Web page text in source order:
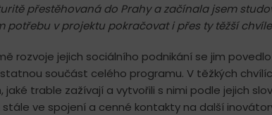
přestěhovaná do Prahy a začínala jsem
potřebu v projektu pokračovat i přes ty těžší
rozvoje jejich sociálního podnikání se jim
součást celého programu. V těžkých
jaké trable zažívají a vytvořili s nimi podle jejich
stále ve spojení a cenné kontakty na další